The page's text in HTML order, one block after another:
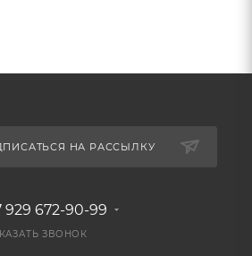
НА РАССЫЛКУ
929 672-90-99
ЗВОНОК